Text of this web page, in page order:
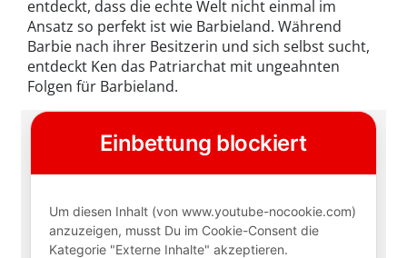
entdeckt, dass die echte Welt nicht einmal im
Ansatz so perfekt ist wie Barbieland. Während
Barbie nach ihrer Besitzerin und sich selbst sucht,
entdeckt Ken das Patriarchat mit ungeahnten
Folgen für Barbieland.